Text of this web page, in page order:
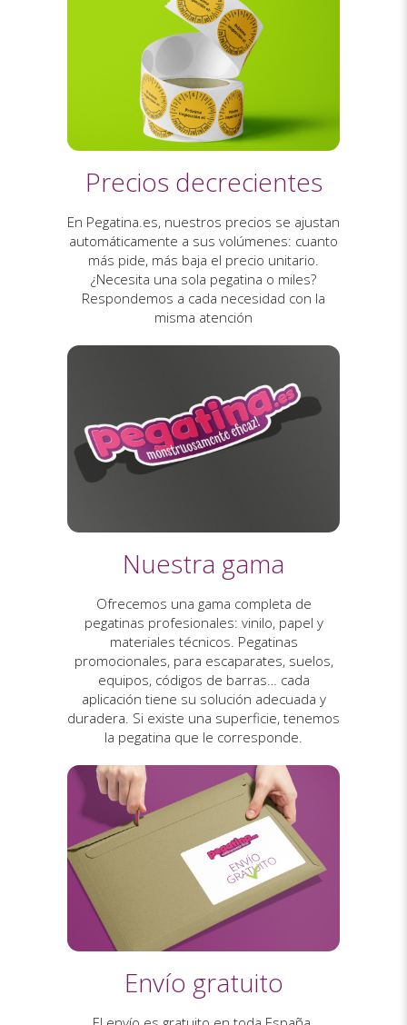
Precios decrecientes
En Pegatina.es, nuestros precios se ajustan
automáticamente a sus volúmenes: cuanto
más pide, más baja el precio unitario.
¿Necesita una sola pegatina o miles?
Respondemos a cada necesidad con la
misma atención
Nuestra gama
Ofrecemos una gama completa de
pegatinas profesionales: vinilo, papel y
materiales técnicos. Pegatinas
promocionales, para escaparates, suelos,
equipos, códigos de barras… cada
aplicación tiene su solución adecuada y
duradera. Si existe una superficie, tenemos
la pegatina que le corresponde.
Envío gratuito